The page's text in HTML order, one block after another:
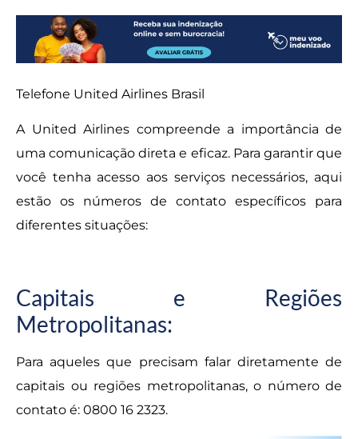
Telefone United Airlines Brasil
A United Airlines compreende a importância de
uma comunicação direta e eficaz. Para garantir que
você tenha acesso aos serviços necessários, aqui
estão os números de contato específicos para
diferentes situações:
Capitais e Regiões
Metropolitanas:
Para aqueles que precisam falar diretamente de
capitais ou regiões metropolitanas, o número de
contato é: 0800 16 2323.